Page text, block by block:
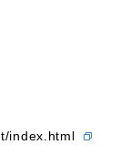
index.html